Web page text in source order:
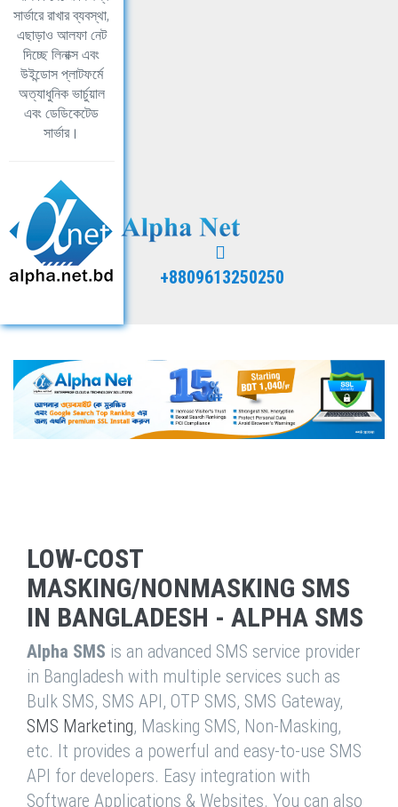
সার্ভারে রাখার ব্যবস্থা,
এছাড়াও আলফা নেট
দিচ্ছে লিনাক্স এবং
উইন্ডোস প্লাটফর্মে
অত্যাধুনিক ভার্চুয়াল
এবং ডেডিকেটেড
সার্ভার।
+8809613250250
LOW-COST
MASKING/NONMASKING SMS
IN BANGLADESH - ALPHA SMS
Alpha SMS is an advanced SMS service provider
in Bangladesh with multiple services such as
Bulk SMS, SMS API, OTP SMS, SMS Gateway,
SMS Marketing, Masking SMS, Non-Masking,
etc. It provides a powerful and easy-to-use SMS
API for developers. Easy integration with
Software Applications & Websites. You can also